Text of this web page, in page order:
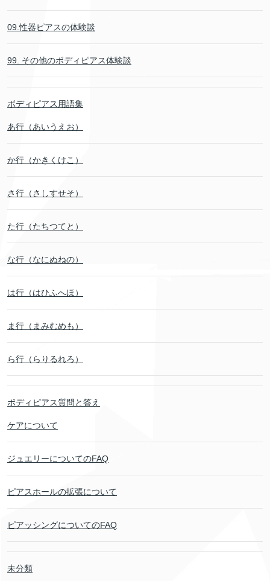
09.性器ピアスの体験談
99. その他のボディピアス体験談
ボディピアス用語集
あ行（あいうえお）
か行（かきくけこ）
さ行（さしすせそ）
た行（たちつてと）
な行（なにぬねの）
は行（はひふへほ）
ま行（まみむめも）
ら行（らりるれろ）
ボディピアス質問と答え
ケアについて
ジュエリーについてのFAQ
ピアスホールの拡張について
ピアッシングについてのFAQ
未分類